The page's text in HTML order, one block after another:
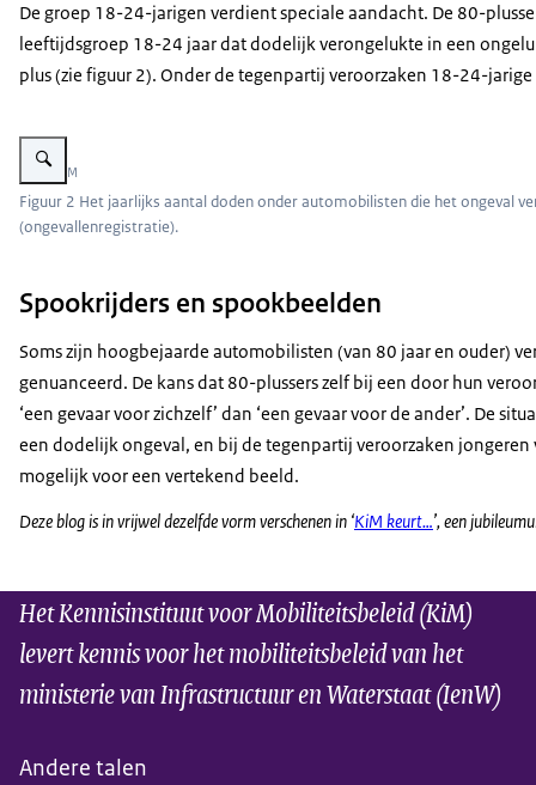
De groep 18-24-jarigen verdient speciale aandacht. De 80-
leeftijdsgroep 18-24 jaar dat dodelijk verongelukte in een
plus (zie figuur 2). Onder de tegenpartij veroorzaken 18-24-
Vergroot afbeelding Grafiek Het jaarlijks aantal doden onder
Beeld: KiM
Figuur 2 Het jaarlijks aantal doden onder automobilisten die het ongeval
(ongevallenregistratie).
Spookrijders en spookbeelden
Soms zijn hoogbejaarde automobilisten (van 80 jaar en ouder)
genuanceerd. De kans dat 80-plussers zelf bij een door hun
‘een gevaar voor zichzelf’ dan ‘een gevaar voor de ander’. De
een dodelijk ongeval, en bij de tegenpartij veroorzaken
mogelijk voor een vertekend beeld.
Deze blog is in vrijwel dezelfde vorm verschenen in ‘KiM keurt…’, een
Het Kennisinstituut voor Mobiliteitsbeleid (KiM)
levert kennis voor het mobiliteitsbeleid van het
ministerie van Infrastructuur en Waterstaat (IenW)
Andere talen